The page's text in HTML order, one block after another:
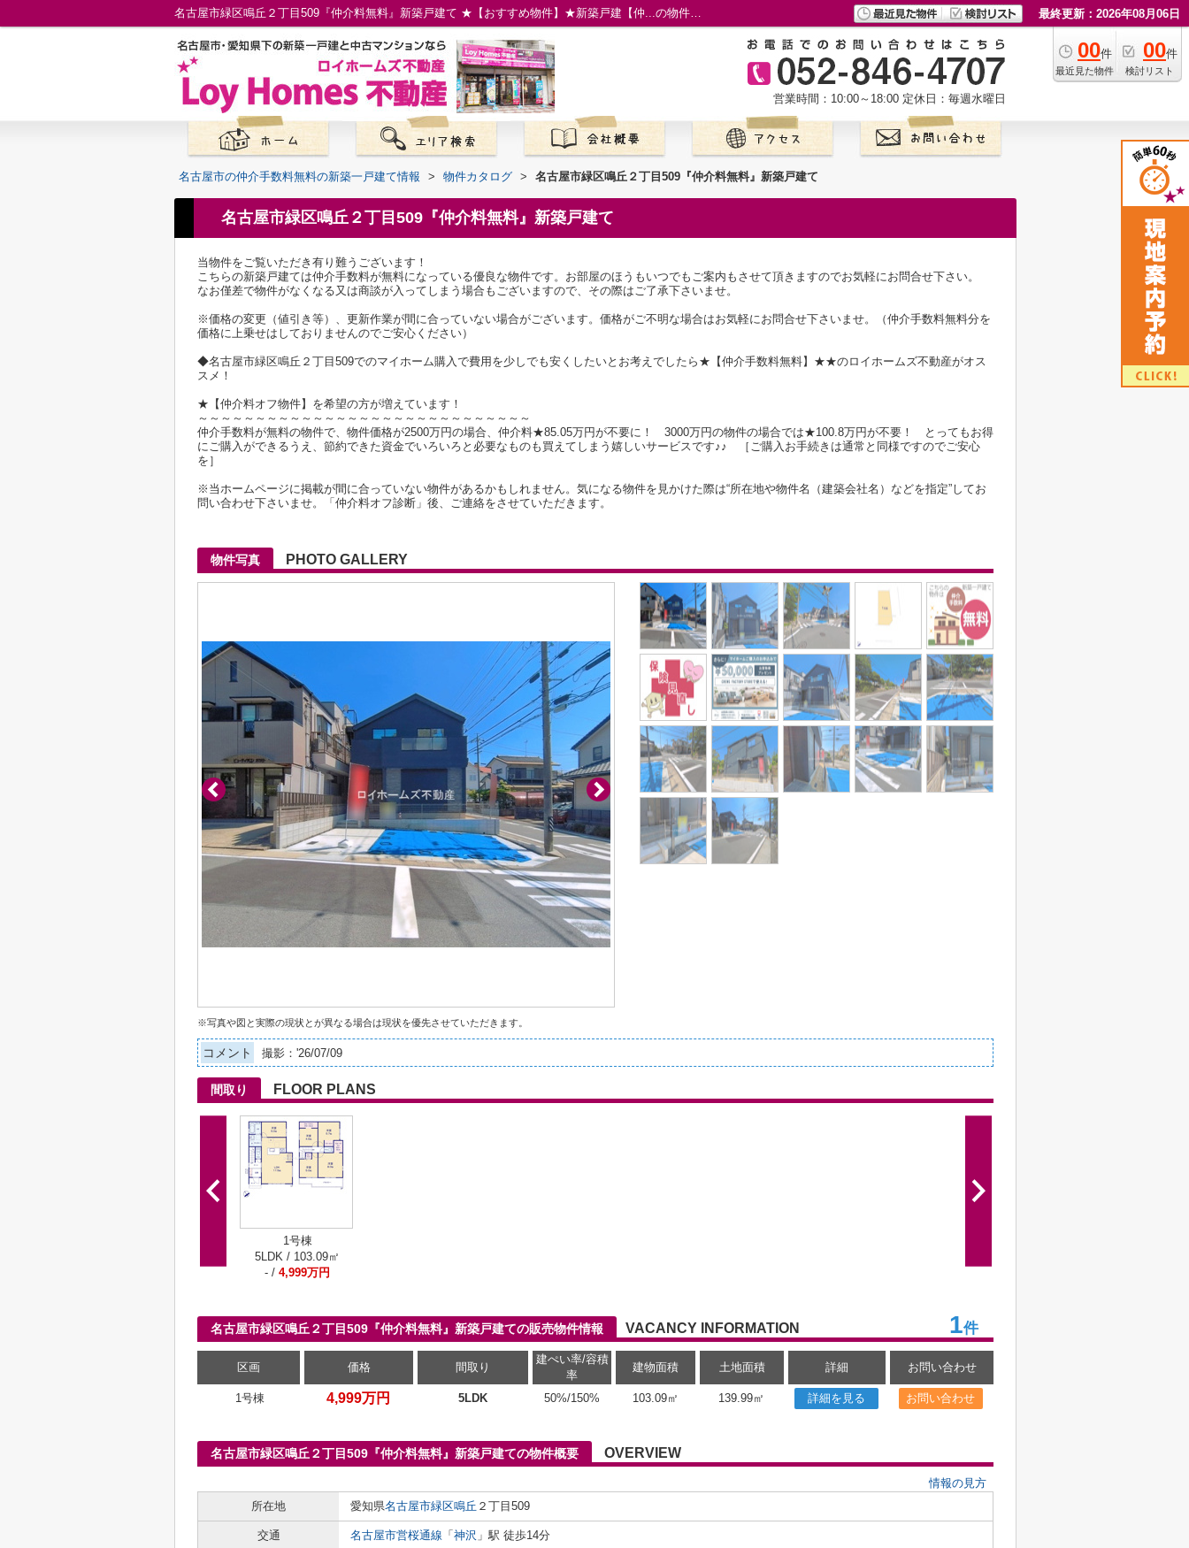
名古屋市緑区鳴丘２丁目509『仲介料無料』新築戸建て ★【おすすめ物件】★新築戸建【仲...の物件情報／名古屋市の仲介手数料無料の新築一戸建て／ロイホームズ不動産 最終更新：2026年08月06日
00件
最近見た物件
00件
検討リスト
営業時間：10:00～18:00 定休日：毎週水曜日
名古屋市の仲介手数料無料の新築一戸建て情報 > 物件カタログ > 名古屋市緑区鳴丘２丁目509『仲介料無料』新築戸建て
名古屋市緑区鳴丘２丁目509『仲介料無料』新築戸建て
当物件をご覧いただき有り難うございます！
こちらの新築戸建ては仲介手数料が無料になっている優良な物件です。お部屋のほうもいつでもご案内もさせて頂きますのでお気軽にお問合せ下さい。
なお僅差で物件がなくなる又は商談が入ってしまう場合もございますので、その際はご了承下さいませ。
※価格の変更（値引き等）、更新作業が間に合っていない場合がございます。価格がご不明な場合はお気軽にお問合せ下さいませ。（仲介手数料無料分を
価格に上乗せはしておりませんのでご安心ください）
◆名古屋市緑区鳴丘２丁目509でのマイホーム購入で費用を少しでも安くしたいとお考えでしたら★【仲介手数料無料】★★のロイホームズ不動産がオス
スメ！
★【仲介料オフ物件】を希望の方が増えています！
～～～～～～～～～～～～～～～～～～～～～～～～～～～～～
仲介手数料が無料の物件で、物件価格が2500万円の場合、仲介料★85.05万円が不要に！ 3000万円の物件の場合では★100.8万円が不要！ とってもお得
にご購入ができるうえ、節約できた資金でいろいろと必要なものも買えてしまう嬉しいサービスです♪♪ ［ご購入お手続きは通常と同様ですのでご安心
を］
※当ホームページに掲載が間に合っていない物件があるかもしれません。気になる物件を見かけた際は“所在地や物件名（建築会社名）などを指定”してお
問い合わせ下さいませ。「仲介料オフ診断」後、ご連絡をさせていただきます。
物件写真 PHOTO GALLERY
※写真や図と実際の現状とが異なる場合は現状を優先させていただきます。
コメント 撮影：'26/07/09
間取り FLOOR PLANS
1号棟
5LDK / 103.09㎡
- / 4,999万円
名古屋市緑区鳴丘２丁目509『仲介料無料』新築戸建ての販売物件情報 VACANCY INFORMATION 1件
区画 価格 間取り
建ぺい率/容積
率
建物面積 土地面積 詳細 お問い合わせ
1号棟 4,999万円 5LDK 50%/150% 103.09㎡ 139.99㎡ 詳細を見る お問い合わせ
名古屋市緑区鳴丘２丁目509『仲介料無料』新築戸建ての物件概要 OVERVIEW
情報の見方
所在地
愛知県名古屋市緑区鳴丘 ２丁目509
交通 名古屋市営桜通線 「 神沢 」駅 徒歩14分